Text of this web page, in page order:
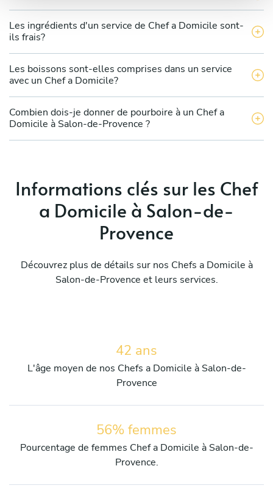
Les ingrédients d'un service de Chef a Domicile sont-
ils frais?
Les boissons sont-elles comprises dans un service
avec un Chef a Domicile?
Combien dois-je donner de pourboire à un Chef a
Domicile à Salon-de-Provence ?
Informations clés sur les Chef
a Domicile à Salon-de-
Provence
Découvrez plus de détails sur nos Chefs a Domicile à
Salon-de-Provence et leurs services.
42 ans
L'âge moyen de nos Chefs a Domicile à Salon-de-
Provence
56% femmes
Pourcentage de femmes Chef a Domicile à Salon-de-
Provence.